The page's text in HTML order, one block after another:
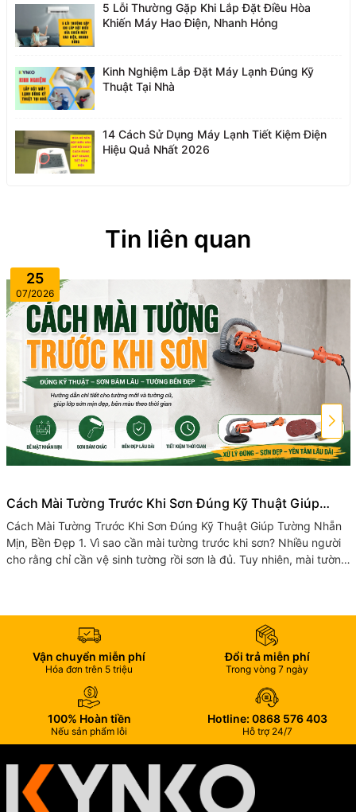
5 Lỗi Thường Gặp Khi Lắp Đặt Điều Hòa
Khiến Máy Hao Điện, Nhanh Hỏng
Kinh Nghiệm Lắp Đặt Máy Lạnh Đúng Kỹ
Thuật Tại Nhà
14 Cách Sử Dụng Máy Lạnh Tiết Kiệm Điện
Hiệu Quả Nhất 2026
Tin liên quan
25
07/2026
Cách Mài Tường Trước Khi Sơn Đúng Kỹ Thuật Giúp
Tường Nhẵn Mịn, Bền Đẹp
Cách Mài Tường Trước Khi Sơn Đúng Kỹ Thuật Giúp Tường Nhẵn
Mịn, Bền Đẹp 1. Vì sao cần mài tường trước khi sơn? Nhiều người
cho rằng chỉ cần vệ sinh tường rồi sơn là đủ. Tuy nhiên, mài tường
Vận chuyển miễn phí
Hóa đơn trên 5 triệu
Đổi trả miễn phí
Trong vòng 7 ngày
100% Hoàn tiền
Nếu sản phẩm lỗi
Hotline: 0868 576 403
Hỗ trợ 24/7